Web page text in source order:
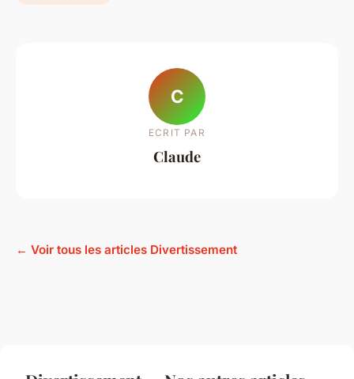
C
ECRIT PAR
Claude
← Voir tous les articles Divertissement